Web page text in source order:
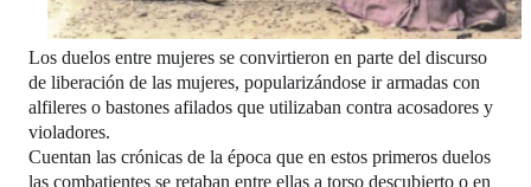
Los duelos entre mujeres se convirtieron en parte del discurso
de liberación de las mujeres, popularizándose ir armadas con
alfileres o bastones afilados que utilizaban contra acosadores y
violadores.
Cuentan las crónicas de la época que en estos primeros duelos
las combatientes se retaban entre ellas a torso descubierto o en